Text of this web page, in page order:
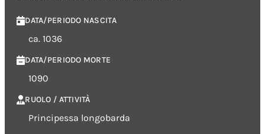
DATA/PERIODO NASCITA
ca. 1036
DATA/PERIODO MORTE
1090
RUOLO / ATTIVITÀ
Principessa longobarda